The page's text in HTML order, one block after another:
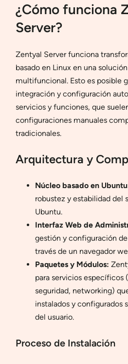
¿Cómo funciona
Server?
Zentyal Server funciona
basado en Linux en una
multifuncional. Esto es posible
integración y configuración
servicios y funciones, que
configuraciones manuales
tradicionales.
Arquitectura y
Núcleo basado en
robustez y estabilidad del
Ubuntu.
Interfaz Web de
gestión y configuración
través de un navegador
Paquetes y Módulos:
para servicios específicos
seguridad, networking)
instalados y configurados
del usuario.
Proceso de Instalación